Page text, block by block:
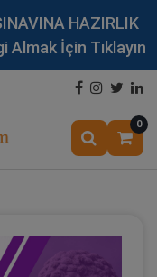
HAZIRLIK
Almak İçin Tıklayın
0